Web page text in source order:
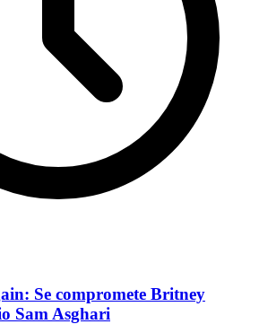
Se compromete Britney
Sam Asghari